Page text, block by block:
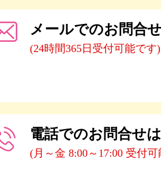
メールでのお問合
(24時間365日受付可能です)
電話でのお問合せ
(月～金 8:00～17:00 受付